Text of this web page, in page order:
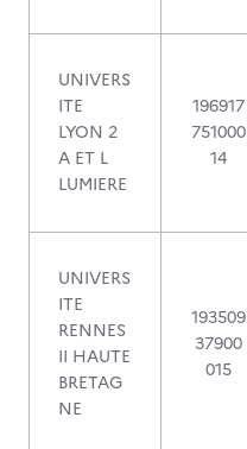
UNIVERS
ITE
LYON 2
A ET L
LUMIERE
196917
751000
14
UNIVERS
ITE
RENNES
II HAUTE
BRETAG
NE
193509
37900
015